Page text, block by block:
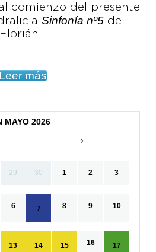
comienzo del presente
Sinfonía nº5del
más
MAYO 2026
29 30 1 2 3
6 7 8 9 10
13 14 15 16 17